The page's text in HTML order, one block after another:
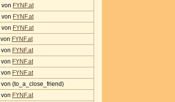
von FYNF.at
von FYNF.at
von FYNF.at
von FYNF.at
von FYNF.at
von FYNF.at
von FYNF.at
von (to_a_close_friend)
von FYNF.at